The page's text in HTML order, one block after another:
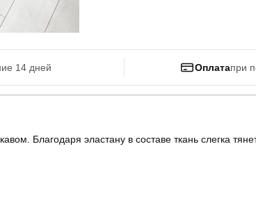
14 дней Оплатапри
Благодаря эластану в составе ткань слегка